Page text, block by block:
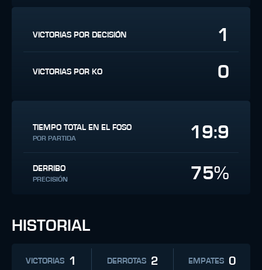
VICTORIAS POR DECISIÓN 1
VICTORIAS POR KO 0
TIEMPO TOTAL EN EL FOSO
POR PARTIDA 19:9
DERRIBO
PRECISIÓN 75%
HISTORIAL
VICTORIAS 1 DERROTAS 2 EMPATES 0